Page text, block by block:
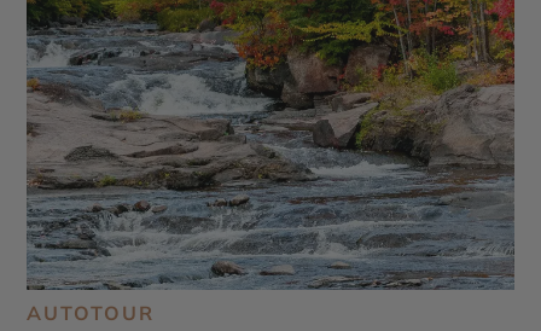
AUTOTOUR